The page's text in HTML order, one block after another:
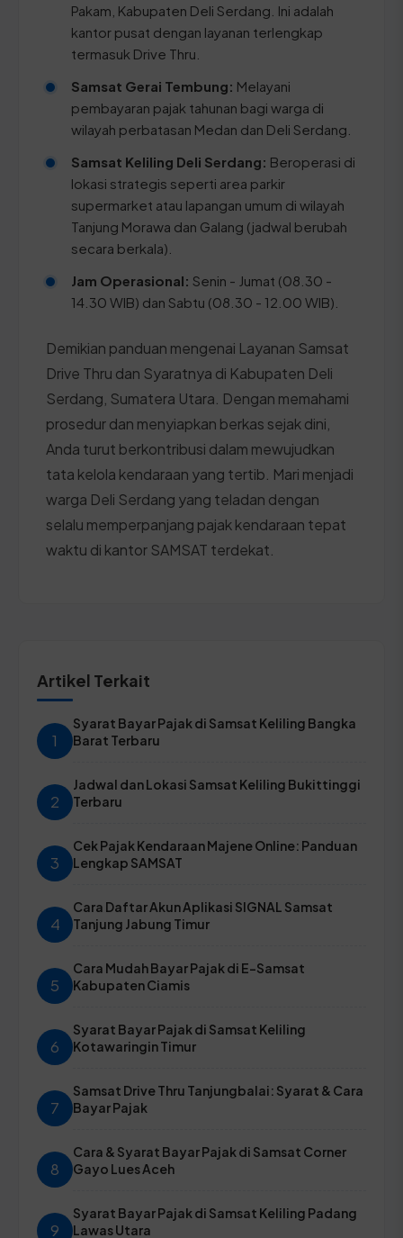
Pakam, Kabupaten Deli Serdang. Ini adalah
kantor pusat dengan layanan terlengkap
termasuk Drive Thru.
Samsat Gerai Tembung: Melayani
pembayaran pajak tahunan bagi warga di
wilayah perbatasan Medan dan Deli Serdang.
Samsat Keliling Deli Serdang: Beroperasi di
lokasi strategis seperti area parkir
supermarket atau lapangan umum di wilayah
Tanjung Morawa dan Galang (jadwal berubah
secara berkala).
Jam Operasional: Senin - Jumat (08.30 -
14.30 WIB) dan Sabtu (08.30 - 12.00 WIB).
Demikian panduan mengenai Layanan Samsat
Drive Thru dan Syaratnya di Kabupaten Deli
Serdang, Sumatera Utara. Dengan memahami
prosedur dan menyiapkan berkas sejak dini,
Anda turut berkontribusi dalam mewujudkan
tata kelola kendaraan yang tertib. Mari menjadi
warga Deli Serdang yang teladan dengan
selalu memperpanjang pajak kendaraan tepat
waktu di kantor SAMSAT terdekat.
Artikel Terkait
1
Syarat Bayar Pajak di Samsat Keliling Bangka
Barat Terbaru
2
Jadwal dan Lokasi Samsat Keliling Bukittinggi
Terbaru
3
Cek Pajak Kendaraan Majene Online: Panduan
Lengkap SAMSAT
4
Cara Daftar Akun Aplikasi SIGNAL Samsat
Tanjung Jabung Timur
5
Cara Mudah Bayar Pajak di E-Samsat
Kabupaten Ciamis
6
Syarat Bayar Pajak di Samsat Keliling
Kotawaringin Timur
7
Samsat Drive Thru Tanjungbalai: Syarat & Cara
Bayar Pajak
8
Cara & Syarat Bayar Pajak di Samsat Corner
Gayo Lues Aceh
9
Syarat Bayar Pajak di Samsat Keliling Padang
Lawas Utara